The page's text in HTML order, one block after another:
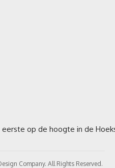
Company. All Rights Reserved.